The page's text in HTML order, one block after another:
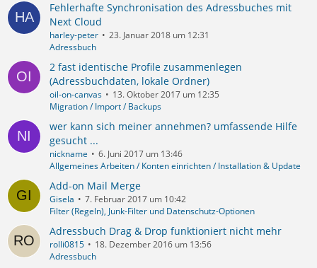
Fehlerhafte Synchronisation des Adressbuches mit
Next Cloud
harley-peter
23. Januar 2018 um 12:31
Adressbuch
2 fast identische Profile zusammenlegen
(Adressbuchdaten, lokale Ordner)
oil-on-canvas
13. Oktober 2017 um 12:35
Migration / Import / Backups
wer kann sich meiner annehmen? umfassende Hilfe
gesucht ...
nickname
6. Juni 2017 um 13:46
Allgemeines Arbeiten / Konten einrichten / Installation & Update
Add-on Mail Merge
Gisela
7. Februar 2017 um 10:42
Filter (Regeln), Junk-Filter und Datenschutz-Optionen
Adressbuch Drag & Drop funktioniert nicht mehr
rolli0815
18. Dezember 2016 um 13:56
Adressbuch